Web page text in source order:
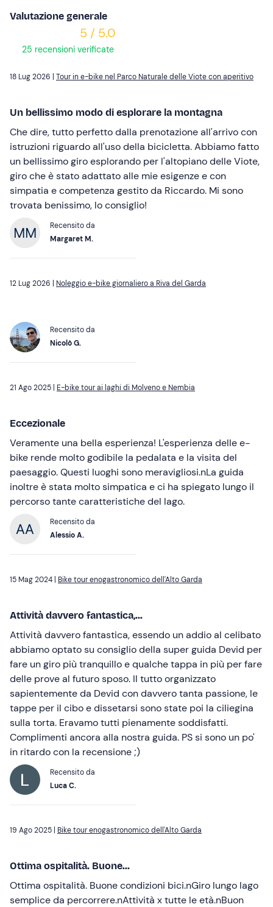
Valutazione generale
5 / 5.0
25 recensioni verificate
18 Lug 2026 | Tour in e-bike nel Parco Naturale delle Viote con aperitivo
Un bellissimo modo di esplorare la montagna
Che dire, tutto perfetto dalla prenotazione all'arrivo con
istruzioni riguardo all'uso della bicicletta. Abbiamo fatto
un bellissimo giro esplorando per l'altopiano delle Viote,
giro che è stato adattato alle mie esigenze e con
simpatia e competenza gestito da Riccardo. Mi sono
trovata benissimo, lo consiglio!
Recensito da
Margaret M.
12 Lug 2026 | Noleggio e-bike giornaliero a Riva del Garda
Recensito da
Nicolò G.
21 Ago 2025 | E-bike tour ai laghi di Molveno e Nembia
Eccezionale
Veramente una bella esperienza! L'esperienza delle e-
bike rende molto godibile la pedalata e la visita del
paesaggio. Questi luoghi sono meravigliosi.nLa guida
inoltre è stata molto simpatica e ci ha spiegato lungo il
percorso tante caratteristiche del lago.
Recensito da
Alessio A.
15 Mag 2024 | Bike tour enogastronomico dell'Alto Garda
Attività davvero fantastica,...
Attività davvero fantastica, essendo un addio al celibato
abbiamo optato su consiglio della super guida Devid per
fare un giro più tranquillo e qualche tappa in più per fare
delle prove al futuro sposo. Il tutto organizzato
sapientemente da Devid con davvero tanta passione, le
tappe per il cibo e dissetarsi sono state poi la ciliegina
sulla torta. Eravamo tutti pienamente soddisfatti.
Complimenti ancora alla nostra guida. PS si sono un po'
in ritardo con la recensione ;)
Recensito da
Luca C.
19 Ago 2025 | Bike tour enogastronomico dell'Alto Garda
Ottima ospitalità. Buone...
Ottima ospitalità. Buone condizioni bici.nGiro lungo lago
semplice da percorrere.nAttività x tutte le età.nBuon